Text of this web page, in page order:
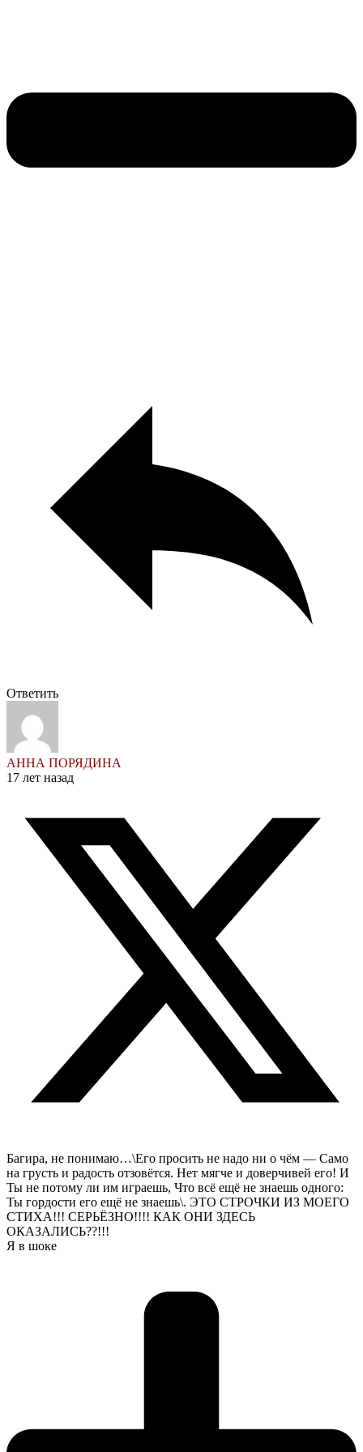
Ответить
АННА ПОРЯДИНА
17 лет назад
Багира, не понимаю…\Его просить не надо ни о чём — Само
на грусть и радость отзовётся. Нет мягче и доверчивей его! И
Ты не потому ли им играешь, Что всё ещё не знаешь одного:
Ты гордости его ещё не знаешь\. ЭТО СТРОЧКИ ИЗ МОЕГО
СТИХА!!! СЕРЬЁЗНО!!!! КАК ОНИ ЗДЕСЬ
ОКАЗАЛИСЬ??!!!
Я в шоке